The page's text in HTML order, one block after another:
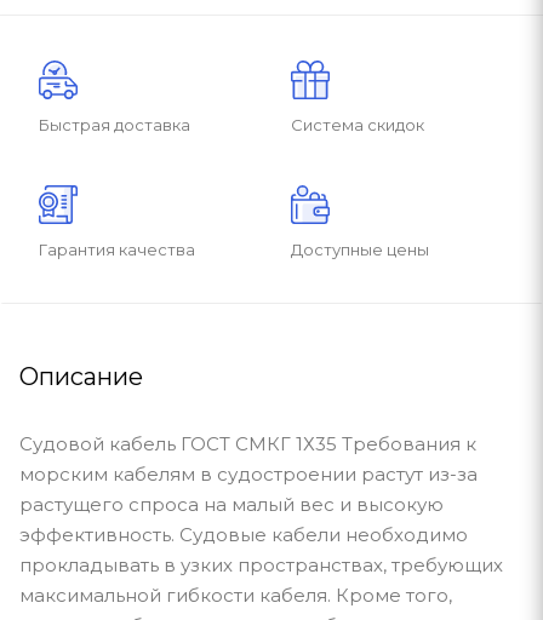
Быстрая доставка Система скидок
Гарантия качества Доступные цены
Описание
Судовой кабель ГОСТ СМКГ 1Х35 Требования к
морским кабелям в судостроении растут из-за
растущего спроса на малый вес и высокую
эффективность. Судовые кабели необходимо
прокладывать в узких пространствах, требующих
максимальной гибкости кабеля. Кроме того,